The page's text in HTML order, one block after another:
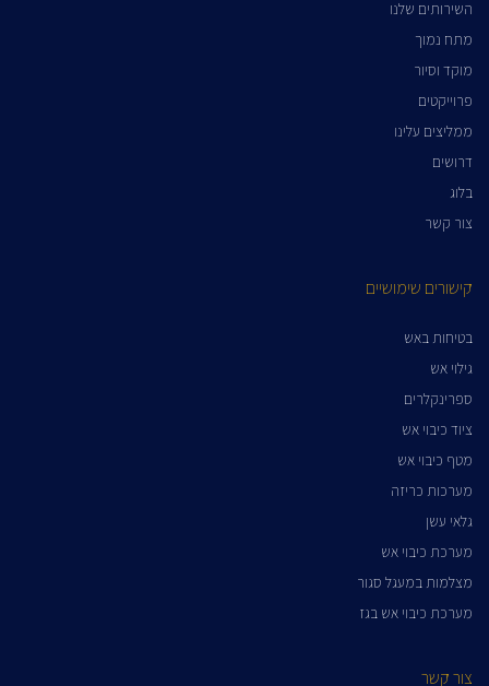
השירותים שלנו
מתח נמוך
מוקד וסיור
פרוייקטים
ממליצים עלינו
דרושים
בלוג
צור קשר
קישורים שימושיים
בטיחות באש
גילוי אש
ספרינקלרים
ציוד כיבוי אש
מטף כיבוי אש
מערכות כריזה
גלאי עשן
מערכת כיבוי אש
מצלמות במעגל סגור
מערכת כיבוי אש בגז
צור קשר